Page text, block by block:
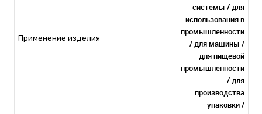
Применение изделия
системы / для
использования в
промышленности
/ для машины /
для пищевой
промышленности
/ для
производства
упаковки /